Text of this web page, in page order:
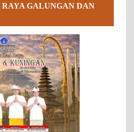
GALUNGAN DAN